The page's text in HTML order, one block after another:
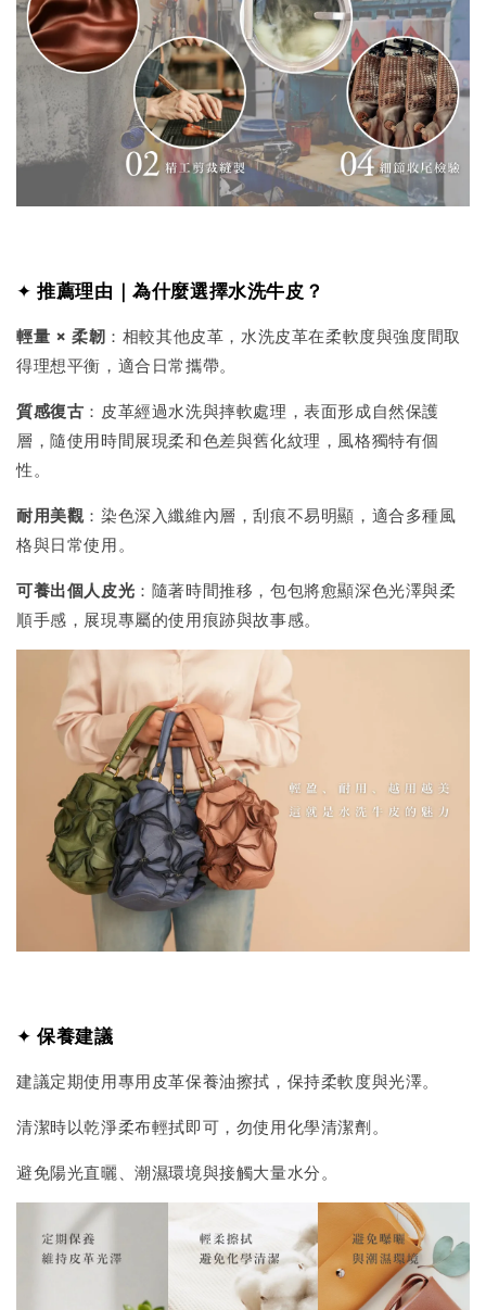
✦ 推薦理由｜為什麼選擇水洗牛皮？
輕量 × 柔韌 ：相較其他皮革，水洗皮革在柔軟度與強度間取
得理想平衡，適合日常攜帶。
質感復古 ：皮革經過水洗與摔軟處理，表面形成自然保護
層，隨使用時間展現柔和色差與舊化紋理，風格獨特有個
性。
耐用美觀：染色深入纖維內層，刮痕不易明顯，適合多種風
格與日常使用。
可養出個人皮光 ：隨著時間推移，包包將愈顯深色光澤與柔
順手感，展現專屬的使用痕跡與故事感。
✦ 保養建議
建議定期使用專用皮革保養油擦拭，保持柔軟度與光澤。
清潔時以乾淨柔布輕拭即可，勿使用化學清潔劑。
避免陽光直曬、潮濕環境與接觸大量水分。